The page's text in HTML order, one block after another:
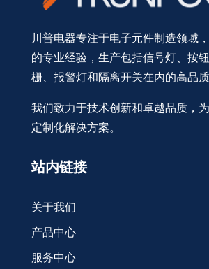
川普电器专注于电子元件制造领域
的专业经验，生产包括信号灯、按
栅、报警灯和隔离开关在内的高品质
我们致力于技术创新和卓越品质，
定制化解决方案。
站内链接
关于我们
产品中心
服务中心